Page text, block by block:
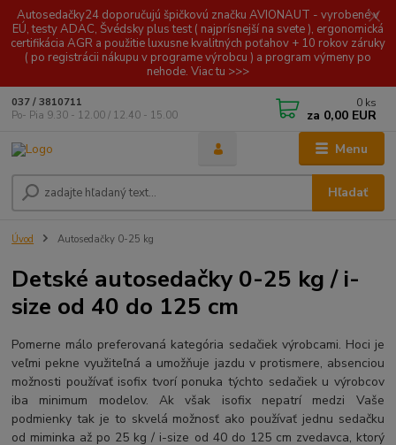
Autosedačky24 doporučujú špičkovú značku AVIONAUT - vyrobené v
EÚ, testy ADAC, Švédsky plus test ( najprísnejší na svete ), ergonomická
certifikácia AGR a použitie luxusne kvalitných poťahov + 10 rokov záruky
( po registrácii nákupu v programe výrobcu ) a program výmeny po
nehode. Viac tu >>>
Menu
Hľadať
037 / 3810711
Po- Pia 9.30 - 12.00 / 12.40 - 15.00
0 ks
za 0,00 EUR
Úvod Autosedačky 0-25 kg
Detské autosedačky 0-25 kg / i-
size od 40 do 125 cm
Pomerne málo preferovaná kategória sedačiek výrobcami. Hoci je
veľmi pekne využiteľná a umožňuje jazdu v protismere, absenciou
možnosti používať isofix tvorí ponuka týchto sedačiek u výrobcov
iba minimum modelov. Ak však isofix nepatrí medzi Vaše
podmienky tak je to skvelá možnosť ako používať jednu sedačku
od miminka až po 25 kg / i-size od 40 do 125 cm zvedavca, ktorý